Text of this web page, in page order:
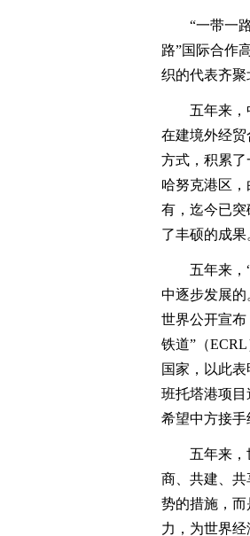
“一带一路”
路”国际合作
织的代表齐聚
五年来，中
在建境外经
方式，积累
哈努克港区，
有，迄今已
了丰硕的成果
五年来，“
中逐步发展
世界公开宣
铁道”（
国家，以此
班托塔港项目
希望中方接手
五年来，世
商、共建、
势的措施，
力，为世界